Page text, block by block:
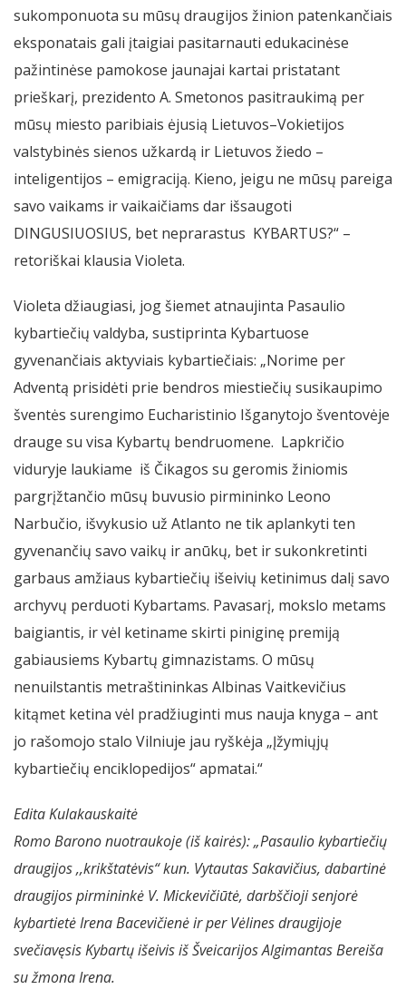
sukomponuota su mūsų draugijos žinion patenkančiais
eksponatais gali įtaigiai pasitarnauti edukacinėse
pažintinėse pamokose jaunajai kartai pristatant
prieškarį, prezidento A. Smetonos pasitraukimą per
mūsų miesto paribiais ėjusią Lietuvos–Vokietijos
valstybinės sienos užkardą ir Lietuvos žiedo –
inteligentijos – emigraciją. Kieno, jeigu ne mūsų pareiga
savo vaikams ir vaikaičiams dar išsaugoti
DINGUSIUOSIUS, bet neprarastus KYBARTUS?“ –
retoriškai klausia Violeta.
Violeta džiaugiasi, jog šiemet atnaujinta Pasaulio
kybartiečių valdyba, sustiprinta Kybartuose
gyvenančiais aktyviais kybartiečiais: „Norime per
Adventą prisidėti prie bendros miestiečių susikaupimo
šventės surengimo Eucharistinio Išganytojo šventovėje
drauge su visa Kybartų bendruomene. Lapkričio
viduryje laukiame iš Čikagos su geromis žiniomis
pargrįžtančio mūsų buvusio pirmininko Leono
Narbučio, išvykusio už Atlanto ne tik aplankyti ten
gyvenančių savo vaikų ir anūkų, bet ir sukonkretinti
garbaus amžiaus kybartiečių išeivių ketinimus dalį savo
archyvų perduoti Kybartams. Pavasarį, mokslo metams
baigiantis, ir vėl ketiname skirti piniginę premiją
gabiausiems Kybartų gimnazistams. O mūsų
nenuilstantis metraštininkas Albinas Vaitkevičius
kitąmet ketina vėl pradžiuginti mus nauja knyga – ant
jo rašomojo stalo Vilniuje jau ryškėja „Įžymiųjų
kybartiečių enciklopedijos“ apmatai.“
Edita Kulakauskaitė
Romo Barono nuotraukoje (iš kairės): „Pasaulio kybartiečių
draugijos ,,krikštatėvis“ kun. Vytautas Sakavičius, dabartinė
draugijos pirmininkė V. Mickevičiūtė, darbščioji senjorė
kybartietė Irena Bacevičienė ir per Vėlines draugijoje
svečiavęsis Kybartų išeivis iš Šveicarijos Algimantas Bereiša
su žmona Irena.